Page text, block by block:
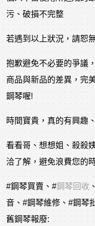
污、破損不完整
若遇到以上狀況，請恕
抱歉避免不必要的爭議
商品與新品的差異，完
鋼琴喔!
時間寶貴，真的有興趣
看看哥、想想姐、殺殺
洽了解，避免浪費您的
#鋼琴買賣 、 #鋼琴回收 、
音 、 #鋼琴維修 、 #鋼琴
舊鋼琴報廢: